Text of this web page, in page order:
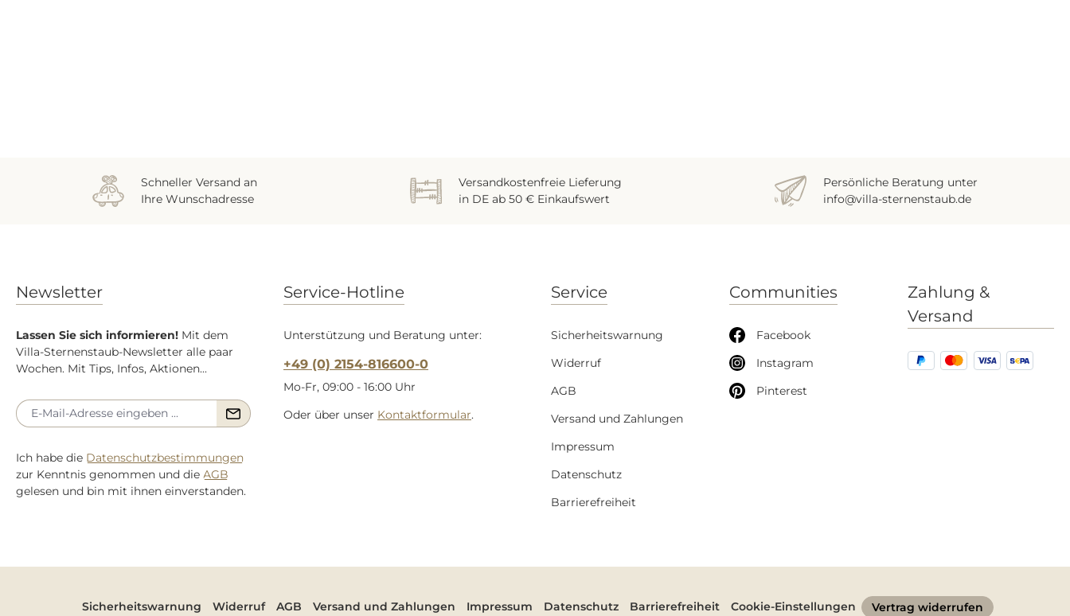
Schneller Versand an
Ihre Wunschadresse
Versandkostenfreie Lieferung
in DE ab 50 € Einkaufswert
Persönliche Beratung unter
info@villa-sternenstaub.de
Newsletter
Lassen Sie sich informieren! Mit dem
Villa-Sternenstaub-Newsletter alle paar
Wochen. Mit Tips, Infos, Aktionen...
Ich habe die Datenschutzbestimmungen
zur Kenntnis genommen und die AGB
gelesen und bin mit ihnen einverstanden.
Service-Hotline
Unterstützung und Beratung unter:
+49 (0) 2154-816600-0
Mo-Fr, 09:00 - 16:00 Uhr
Oder über unser Kontaktformular.
Service
Sicherheitswarnung
Widerruf
AGB
Versand und Zahlungen
Impressum
Datenschutz
Barrierefreiheit
Communities
Facebook
Instagram
Pinterest
Zahlung &
Versand
Sicherheitswarnung Widerruf AGB Versand und Zahlungen Impressum Datenschutz Barrierefreiheit Cookie-Einstellungen Vertrag widerrufen